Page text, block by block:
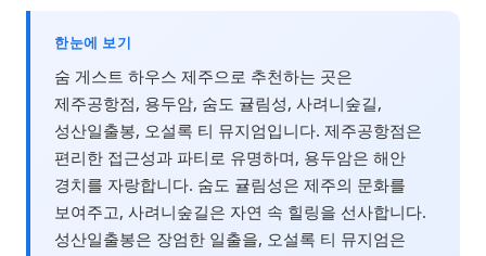
한눈에 보기
숨 게스트 하우스 제주으로 추천하는 곳은
제주공항점, 용두암, 숨도 귤림성, 사려니숲길,
성산일출봉, 오설록 티 뮤지엄입니다. 제주공항점은
편리한 접근성과 파티로 유명하며, 용두암은 해안
경치를 자랑합니다. 숨도 귤림성은 제주의 문화를
보여주고, 사려니숲길은 자연 속 힐링을 선사합니다.
성산일출봉은 장엄한 일출을, 오설록 티 뮤지엄은